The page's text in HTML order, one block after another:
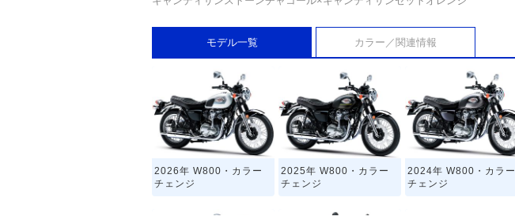
モデル一覧 カラー／関連情報
2026年 W800・カラー
チェンジ
2025年 W800・カラー
チェンジ
2024年 W800・カラー
チェンジ